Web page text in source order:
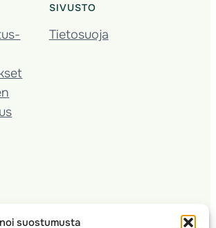
suostumusta
SIVUSTO
Tietosuoja